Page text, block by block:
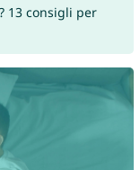
13 consigli per